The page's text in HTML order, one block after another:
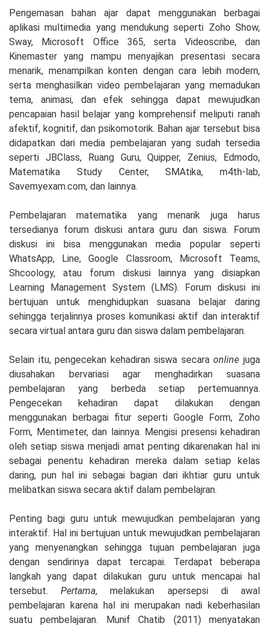
Pengemasan bahan ajar dapat menggunakan berbagai
aplikasi multimedia yang mendukung seperti Zoho Show,
Sway, Microsoft Office 365, serta Videoscribe, dan
Kinemaster yang mampu menyajikan presentasi secara
menarik, menampilkan konten dengan cara lebih modern,
serta menghasilkan video pembelajaran yang memadukan
tema, animasi, dan efek sehingga dapat mewujudkan
pencapaian hasil belajar yang komprehensif meliputi ranah
afektif, kognitif, dan psikomotorik. Bahan ajar tersebut bisa
didapatkan dari media pembelajaran yang sudah tersedia
seperti JBClass, Ruang Guru, Quipper, Zenius, Edmodo,
Matematika Study Center, SMAtika, m4th-lab,
Savemyexam.com, dan lainnya.
Pembelajaran matematika yang menarik juga harus
tersedianya forum diskusi antara guru dan siswa. Forum
diskusi ini bisa menggunakan media popular seperti
WhatsApp, Line, Google Classroom, Microsoft Teams,
Shcoology, atau forum diskusi lainnya yang disiapkan
Learning Management System (LMS). Forum diskusi ini
bertujuan untuk menghidupkan suasana belajar daring
sehingga terjalinnya proses komunikasi aktif dan interaktif
secara virtual antara guru dan siswa dalam pembelajaran.
Selain itu, pengecekan kehadiran siswa secaraonline juga
diusahakan bervariasi agar menghadirkan suasana
pembelajaran yang berbeda setiap pertemuannya.
Pengecekan kehadiran dapat dilakukan dengan
menggunakan berbagai fitur seperti Google Form, Zoho
Form, Mentimeter, dan lainnya. Mengisi presensi kehadiran
oleh setiap siswa menjadi amat penting dikarenakan hal ini
sebagai penentu kehadiran mereka dalam setiap kelas
daring, pun hal ini sebagai bagian dari ikhtiar guru untuk
melibatkan siswa secara aktif dalam pembelajran.
Penting bagi guru untuk mewujudkan pembelajaran yang
interaktif. Hal ini bertujuan untuk mewujudkan pembelajaran
yang menyenangkan sehingga tujuan pembelajaran juga
dengan sendirinya dapat tercapai. Terdapat beberapa
langkah yang dapat dilakukan guru untuk mencapai hal
tersebut.Pertama, melakukan apersepsi di awal
pembelajaran karena hal ini merupakan nadi keberhasilan
suatu pembelajaran. Munif Chatib (2011) menyatakan